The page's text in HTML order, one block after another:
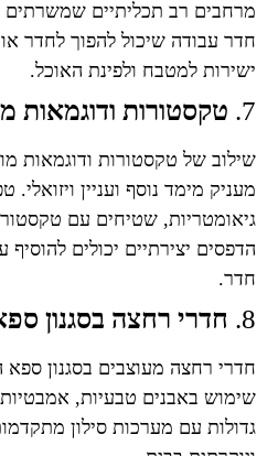
מרחבים רב תכליתיים שמשרתים
חדר עבודה שיכול להפוך לחדר
ישירות למטבח ולפינת האוכל.
7. טקסטורות ודוגמאות
שילוב של טקסטורות ודוגמאות
מעניק מימד נוסף ועניין
גיאומטריות, שטיחים עם
הדפסים יצירתיים יכולים להוסיף
חדר.
8. חדרי רחצה בסגנון
חדרי רחצה מעוצבים בסגנון
שימוש באבנים טבעיות, אמבטיות
גדולות עם מערכות סילון